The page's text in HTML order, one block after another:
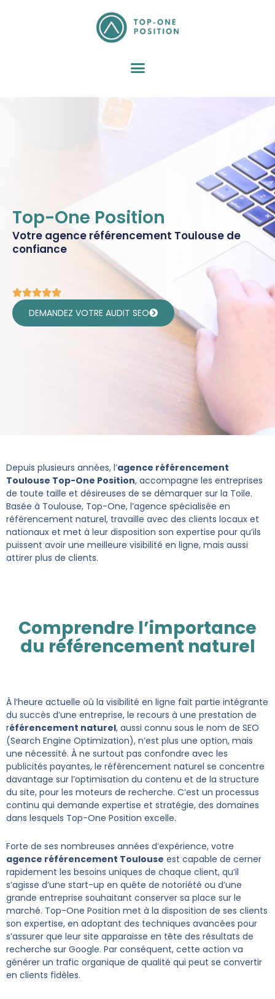
Top-One Position
Votre agence référencement Toulouse de
confiance
DEMANDEZ VOTRE AUDIT SEO
Depuis plusieurs années, l’agence référencement
Toulouse Top-One Position, accompagne les entreprises
de toute taille et désireuses de se démarquer sur la Toile.
Basée à Toulouse, Top-One, l’agence spécialisée en
référencement naturel, travaille avec des clients locaux et
nationaux et met à leur disposition son expertise pour qu’ils
puissent avoir une meilleure visibilité en ligne, mais aussi
attirer plus de clients.
Comprendre l’importance
du référencement naturel
À l’heure actuelle où la visibilité en ligne fait partie intégrante
du succès d’une entreprise, le recours à une prestation de
référencement naturel, aussi connu sous le nom de SEO
(Search Engine Optimization), n’est plus une option, mais
une nécessité. À ne surtout pas confondre avec les
publicités payantes, le référencement naturel se concentre
davantage sur l’optimisation du contenu et de la structure
du site, pour les moteurs de recherche. C’est un processus
continu qui demande expertise et stratégie, des domaines
dans lesquels Top-One Position excelle.
Forte de ses nombreuses années d’expérience, votre
agence référencement Toulouse est capable de cerner
rapidement les besoins uniques de chaque client, qu’il
s’agisse d’une start-up en quête de notoriété ou d’une
grande entreprise souhaitant conserver sa place sur le
marché. Top-One Position met à la disposition de ses clients
son expertise, en adoptant des techniques avancées pour
s’assurer que leur site apparaisse en tête des résultats de
recherche sur Google. Par conséquent, cette action va
générer un trafic organique de qualité qui peut se convertir
en clients fidèles.